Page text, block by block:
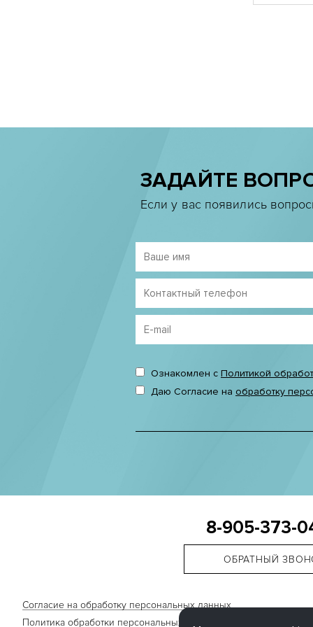
ЗАДАЙТЕ
Если у вас появились
Ознакомлен с Политикой
Даю Согласие на обработку
8-905-373-
ОБРАТНЫЙ
Согласие на обработку персональных данных
Политика обработки персональных данных